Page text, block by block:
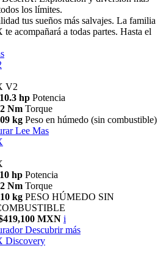
los límites.
tus sueños más salvajes. La familia
te acompañará a todas partes. Hasta el
V2
hp Potencia
Nm Torque
kg Peso en húmedo (sin combustible)
Lee Mas
hp Potencia
Nm Torque
kg PESO HÚMEDO SIN
MXN i
Descubrir más
Discovery